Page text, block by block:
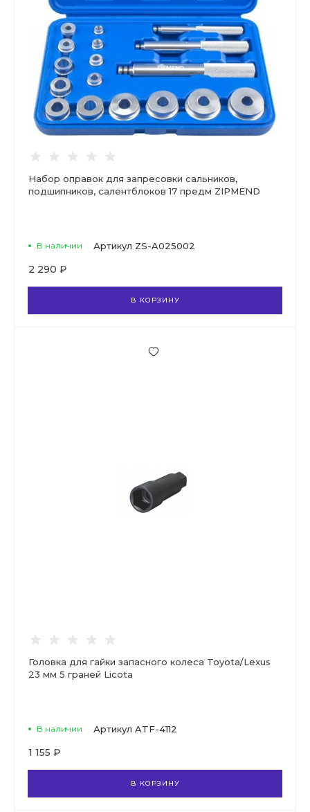
Набор оправок для запресовки сальников,
подшипников, салентблоков 17 предм ZIPMEND
В наличии Артикул ZS-A025002
2 290 ₽
В КОРЗИНУ
Головка для гайки запасного колеса Toyota/Lexus
23 мм 5 граней Licota
В наличии Артикул ATF-4112
1 155 ₽
В КОРЗИНУ